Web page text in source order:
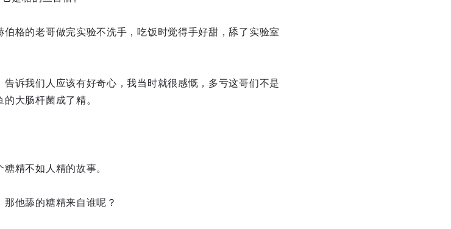
格的老哥做完实验不洗手，吃饭时觉得手好甜，舔了实验室
诉我们人应该有好奇心，我当时就很感慨，多亏这哥们不是
大肠杆菌成了精。
精不如人精的故事。
他舔的糖精来自谁呢？